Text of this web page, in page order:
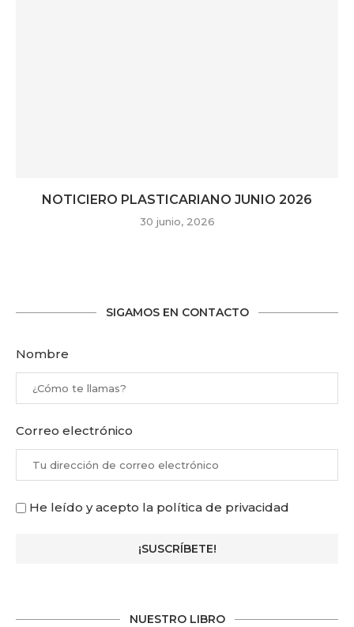
NOTICIERO PLASTICARIANO JUNIO 2026
30 junio, 2026
SIGAMOS EN CONTACTO
Nombre
Correo electrónico
He leído y acepto la política de privacidad
NUESTRO LIBRO